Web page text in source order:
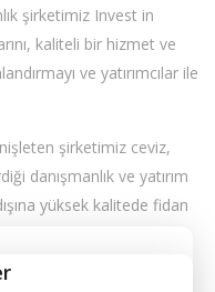
şirketimiz Invest in
kaliteli bir hizmet ve
ve yatırımcılar ile
şirketimiz ceviz,
danışmanlık ve yatırım
yüksek kalitede fidan
büyüme gösteren, ağır